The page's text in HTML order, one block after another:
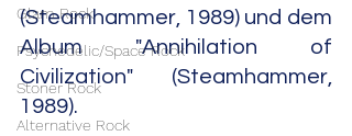
Glam Rock
Psychedelic/Space Rock
Stoner Rock
Alternative Rock
(Steamhammer, 1989) und dem
Album "Annihilation of
Civilization" (Steamhammer,
1989).